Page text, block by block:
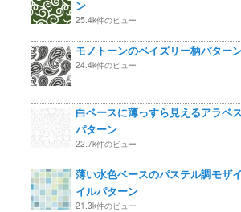
ン
25.4k件のビュー
モノトーンのペイズリー柄パター
24.4k件のビュー
白ベースに薄っすら見えるアラベ
パターン
22.7k件のビュー
薄い水色ベースのパステル調モザ
イルパターン
21.3k件のビュー